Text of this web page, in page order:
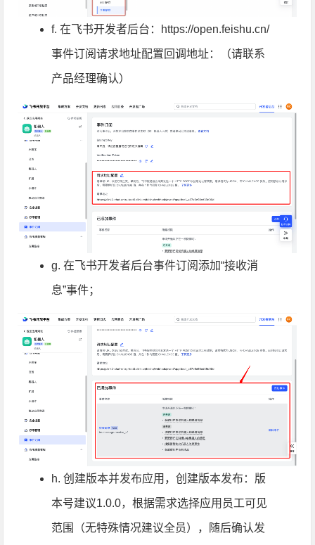
f. 在飞书开发者后台：https://open.feishu.cn/
事件订阅请求地址配置回调地址：（请联系
产品经理确认）
g. 在飞书开发者后台事件订阅添加“接收消
息”事件；
h. 创建版本并发布应用，创建版本发布：版
本号建议1.0.0，根据需求选择应用员工可见
范围（无特殊情况建议全员），随后确认发